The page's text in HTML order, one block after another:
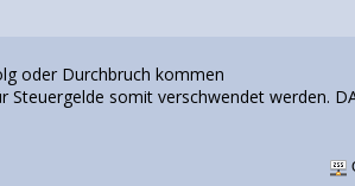
oder Durchbruch kommen
somit verschwendet werden.